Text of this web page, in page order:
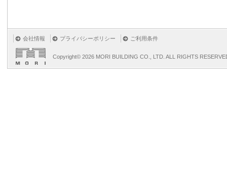
会社情報 プライバシーポリシー ご利用条件
Copyright© 2026 MORI BUILDING CO., LTD. ALL RIGHTS